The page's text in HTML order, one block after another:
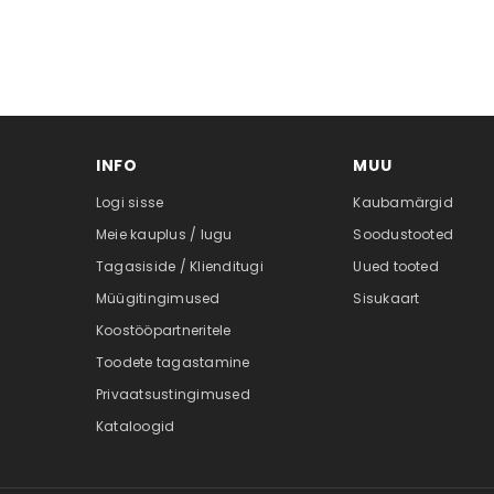
INFO
Logi sisse
Meie kauplus / lugu
Tagasiside / Klienditugi
Müügitingimused
Koostööpartneritele
Toodete tagastamine
Privaatsustingimused
Kataloogid
MUU
Kaubamärgid
Soodustooted
Uued tooted
Sisukaart